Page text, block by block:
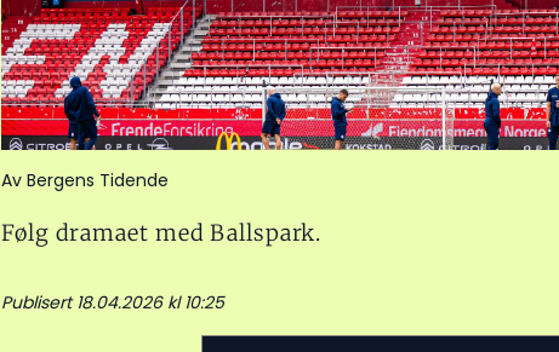
Av Bergens Tidende
Følg dramaet med Ballspark.
Publisert 18.04.2026 kl 10:25